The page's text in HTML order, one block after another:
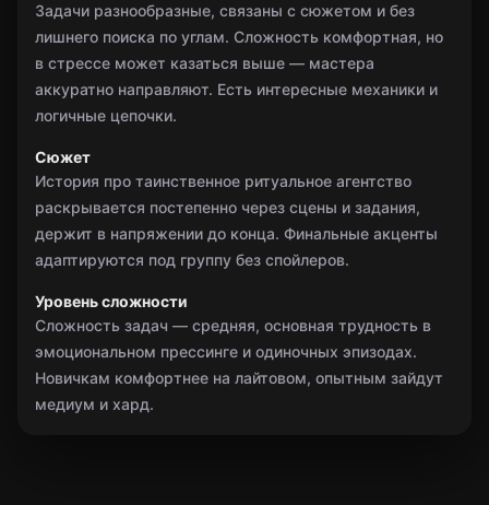
Задачи разнообразные, связаны с сюжетом и без
лишнего поиска по углам. Сложность комфортная, но
в стрессе может казаться выше — мастера
аккуратно направляют. Есть интересные механики и
логичные цепочки.
Сюжет
История про таинственное ритуальное агентство
раскрывается постепенно через сцены и задания,
держит в напряжении до конца. Финальные акценты
адаптируются под группу без спойлеров.
Уровень сложности
Сложность задач — средняя, основная трудность в
эмоциональном прессинге и одиночных эпизодах.
Новичкам комфортнее на лайтовом, опытным зайдут
медиум и хард.